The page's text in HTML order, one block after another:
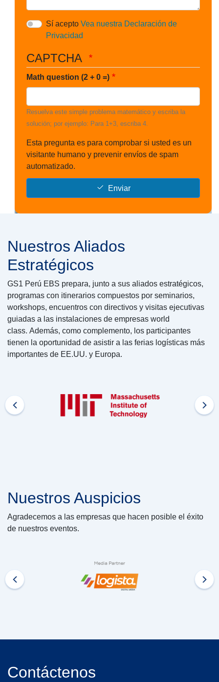
Sí acepto Vea nuestra Declaración de
Privacidad
CAPTCHA
Math question (2 + 0 =)
Resuelva este simple problema matemático y escriba la
solución; por ejemplo: Para 1+3, escriba 4.
Esta pregunta es para comprobar si usted es un
visitante humano y prevenir envíos de spam
automatizado.
Enviar
Nuestros Aliados
Estratégicos
GS1 Perú EBS prepara, junto a sus aliados estratégicos,
programas con itinerarios compuestos por seminarios,
workshops, encuentros con directivos y visitas ejecutivas
guiadas a las instalaciones de empresas world
class. Además, como complemento, los participantes
tienen la oportunidad de asistir a las ferias logísticas más
importantes de EE.UU. y Europa.
Nuestros Auspicios
Agradecemos a las empresas que hacen posible el éxito
de nuestros eventos.
Contáctenos